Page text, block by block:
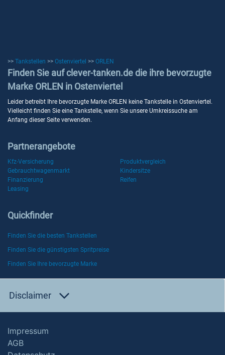
>> Tankstellen >> Ostenviertel >> ORLEN
Finden Sie auf clever-tanken.de die ihre bevorzugte
Marke ORLEN in Ostenviertel
Leider betreibt Ihre bevorzugte Marke ORLEN keine Tankstelle in Ostenviertel.
Vielleicht finden Sie eine Tankstelle, wenn Sie unsere Umkreissuche am
Anfang dieser Seite verwenden.
Partnerangebote
Kfz-Versicherung
Produktvergleich
Gebrauchtwagenmarkt
Kindersitze
Finanzierung
Reifen
Leasing
Quickfinder
Finden Sie die besten Tankstellen
Finden Sie die günstigsten Spritpreise
Finden Sie Ihre bevorzugte Marke
Disclaimer
Impressum
AGB